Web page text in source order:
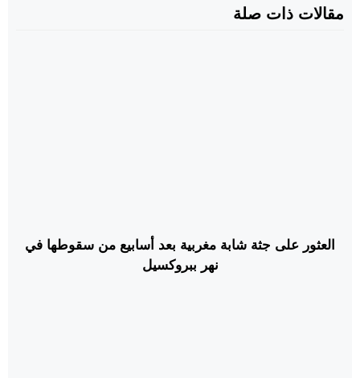
مقالات ذات صلة
العثور على جثة شابة مغربية بعد أسابيع من سقوطها في
نهر ببروكسيل